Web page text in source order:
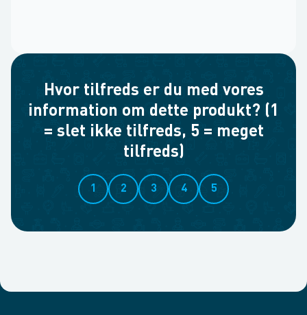
Hvor tilfreds er du med vores
information om dette produkt? (1
= slet ikke tilfreds, 5 = meget
tilfreds)
1 2 3 4 5